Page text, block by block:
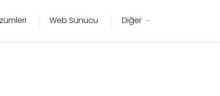
Web Sunucu Diğer